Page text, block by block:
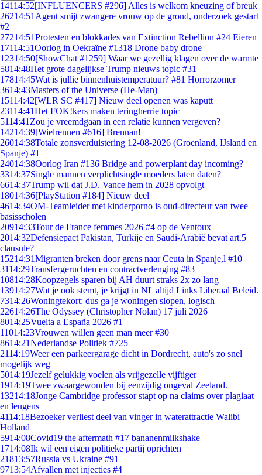
14114:52[INFLUENCERS #296] Alles is welkom kneuzing of breuk
26214:51 Agent smijt zwangere vrouw op de grond, onderzoek gestart
#2
27214:51Protesten en blokkades van Extinction Rebellion #24 Eieren
17114:51Oorlog in Oekraïne #1318 Drone baby drone
12314:50[ShowChat #1259] Waar we gezellig klagen over de warmte
5814:48Het grote dagelijkse Trump nieuws topic #31
17814:45Wat is jullie binnenhuistemperatuur? #81 Horrorzomer
3614:43Masters of the Universe (He-Man)
15114:42[WLR SC #417] Nieuw deel openen was kaputt
23114:41Het FOK!kers maken teringherrie topic
5114:41 Zou je vreemdgaan in een relatie kunnen vergeven?
14214:39[Wielrennen #616] Brennan!
26014:38Totale zonsverduistering 12-08-2026 (Groenland, IJsland en
Spanje) #1
24014:38Oorlog Iran #136 Bridge and powerplant day incoming?
3314:37Single mannen verplichtsingle moeders laten daten?
6614:37Trump wil dat J.D. Vance hem in 2028 opvolgt
18014:36[PlayStation #184] Nieuw deel
4614:34OM-Teamleider met kinderporno is oud-directeur van twee
basisscholen
20914:33Tour de France femmes 2026 #4 op de Ventoux
2014:32Defensiepact Pakistan, Turkije en Saudi-Arabië bevat art.5
clausule?
15214:31Migranten breken door grens naar Ceuta in Spanje,l #10
3114:29Transfergeruchten en contractverlenging #83
10814:28Koopzegels sparen bij AH duurt straks 2x zo lang
13914:27Wat je ook stemt, je krijgt in NL altijd Links Liberaal Beleid.
7314:26Woningtekort: dus ga je woningen slopen, logisch
22614:26The Odyssey (Christopher Nolan) 17 juli 2026
8014:25Vuelta a España 2026 #1
11014:23Vrouwen willen geen man meer #30
8614:21Nederlandse Politiek #725
2114:19Weer een parkeergarage dicht in Dordrecht, auto's zo snel
mogelijk weg
5014:19Jezelf gelukkig voelen als vrijgezelle vijftiger
1914:19Twee zwaargewonden bij eenzijdig ongeval Zeeland.
13214:18Jonge Cambridge professor stapt op na claims over plagiaat
en leugens
4114:18Bezoeker verliest deel van vinger in waterattractie Walibi
Holland
5914:08Covid19 the aftermath #17 bananenmilkshake
1714:08Ik wil een eigen politieke partij oprichten
21813:57Russia vs Ukraine #91
9713:54Afvallen met injecties #4